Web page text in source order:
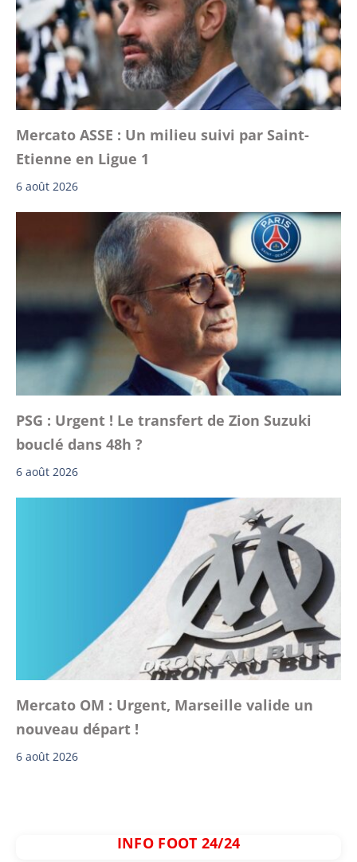
Mercato ASSE : Un milieu suivi par Saint-
Etienne en Ligue 1
6 août 2026
PSG : Urgent ! Le transfert de Zion Suzuki
bouclé dans 48h ?
6 août 2026
Mercato OM : Urgent, Marseille valide un
nouveau départ !
6 août 2026
INFO FOOT 24/24